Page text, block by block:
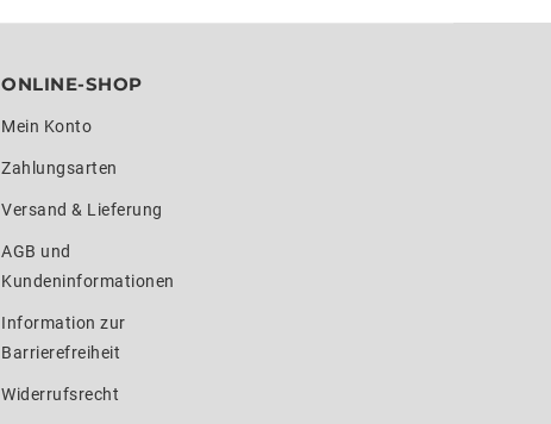
ONLINE-SHOP
Mein Konto
Zahlungsarten
Versand & Lieferung
AGB und
Kundeninformationen
Information zur
Barrierefreiheit
Widerrufsrecht